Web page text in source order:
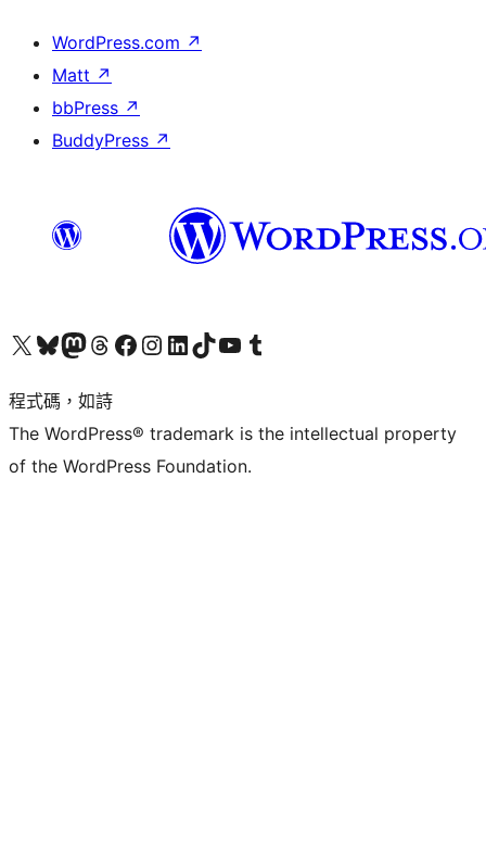
WordPress.com ↗
Matt ↗
bbPress ↗
BuddyPress ↗
查看我們的 X (之前的 Twitter) 帳號造訪我們的 Bluesky 帳號造訪我們的 Mastodon 帳號造訪我們的 Threads 帳號 造訪我們的 Facebook 粉絲專頁Visit our Instagram account
Visit our LinkedIn account
造訪我們的 TikTok 帳號Visit our YouTube channel
造訪我們的 Tumblr 帳號
程式碼，如詩
The WordPress® trademark is the intellectual property
of the WordPress Foundation.